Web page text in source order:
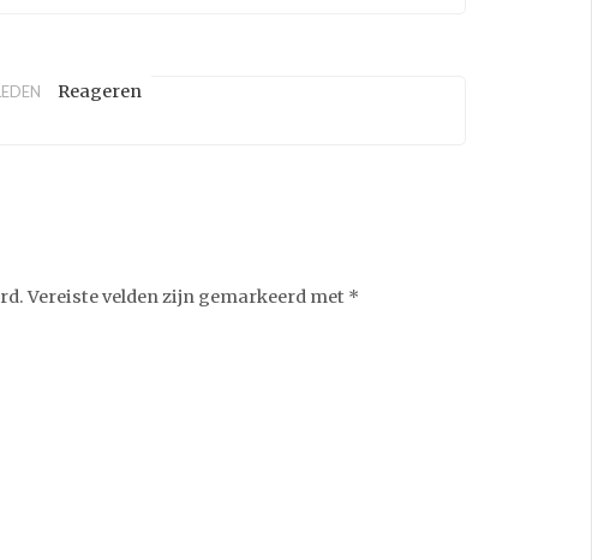
Reageren
Vereiste velden zijn gemarkeerd met *